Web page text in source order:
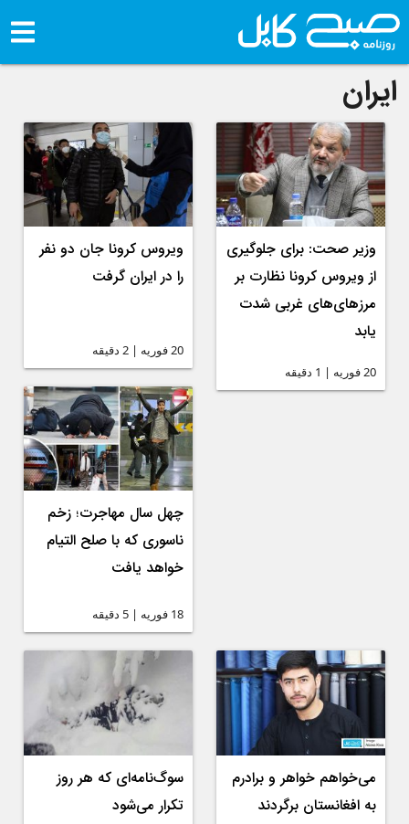
ایران
وزیر صحت: برای جلوگیری
از ویروس کرونا نظارت بر
مرزهای‌های غربی شدت
یابد
20 فوریه | 1 دقیقه
ویروس کرونا جان دو نفر
را در ایران گرفت
20 فوریه | 2 دقیقه
چهل سال مهاجرت؛ زخم
ناسوری که با صلح التیام
خواهد یافت
18 فوریه | 5 دقیقه
می‌خواهم خواهر و برادرم
به افغانستان برگردند
سوگ‌نامه‌ای که هر روز
تکرار می‌شود